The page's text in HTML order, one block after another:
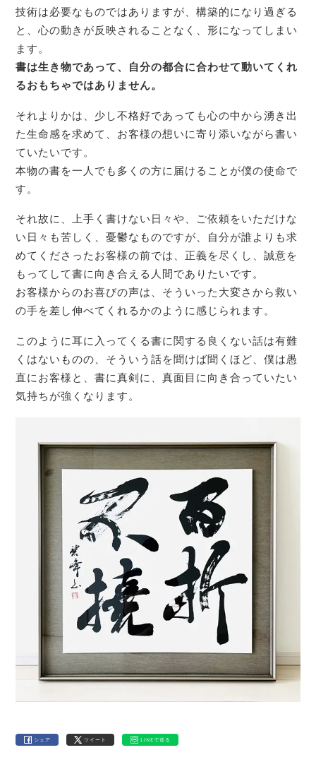
技術は必要なものではありますが、構築的になり過ぎる
と、心の動きが反映されることなく、形になってしまい
ます。
書は生き物であって、自分の都合に合わせて動いてくれ
るおもちゃではありません。
それよりかは、少し不格好であっても心の中から湧き出
た生命感を求めて、お客様の想いに寄り添いながら書い
ていたいです。
本物の書を一人でも多くの方に届けることが僕の使命で
す。
それ故に、上手く書けない日々や、ご依頼をいただけな
い日々も苦しく、憂鬱なものですが、自分が誰よりも求
めてくださったお客様の前では、正義を尽くし、誠意を
もってして書に向き合える人間でありたいです。
お客様からのお喜びの声は、そういった大変さから救い
の手を差し伸べてくれるかのように感じられます。
このように耳に入ってくる書に関する良くない話は有難
くはないものの、そういう話を聞けば聞くほど、僕は愚
直にお客様と、書に真剣に、真面目に向き合っていたい
気持ちが強くなります。
シェア ツイート LINEで送る